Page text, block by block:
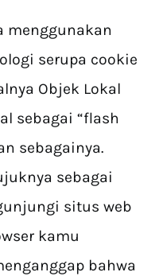
menggunakan
serupa cookie
Objek Lokal
sebagai “flash
sebagainya.
sebagai
situs web
kamu
bahwa